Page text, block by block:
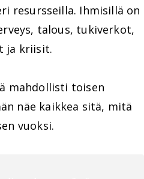
resursseilla. Ihmisillä on
talous, tukiverkot,
ja kriisit.
mahdollisti toisen
näe kaikkea sitä, mitä
vuoksi.